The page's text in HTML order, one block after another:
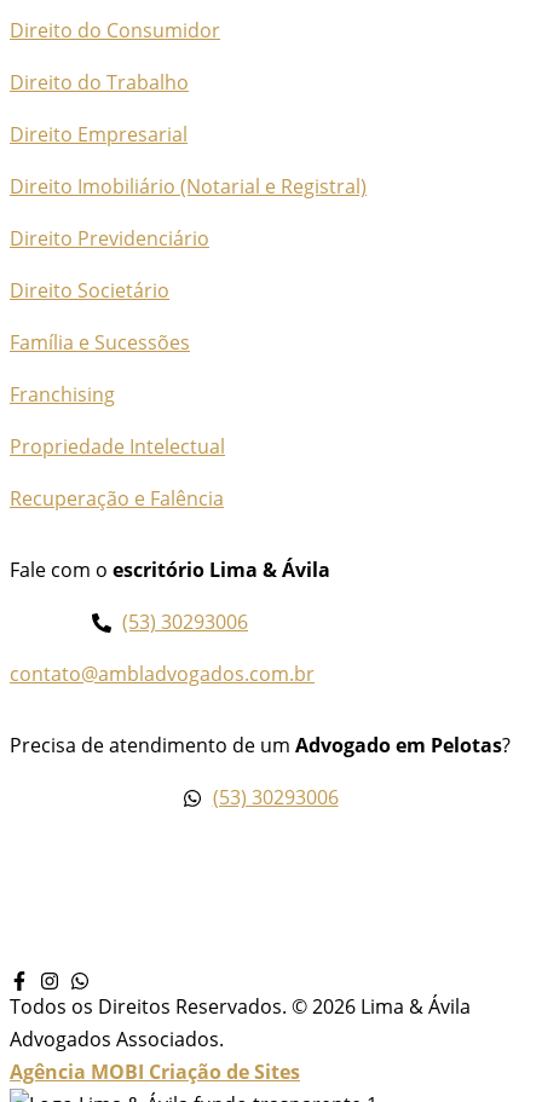
Direito do Consumidor
Direito do Trabalho
Direito Empresarial
Direito Imobiliário (Notarial e Registral)
Direito Previdenciário
Direito Societário
Família e Sucessões
Franchising
Propriedade Intelectual
Recuperação e Falência
Fale com o escritório Lima & Ávila
(53) 30293006
contato@ambladvogados.com.br
Precisa de atendimento de um Advogado em Pelotas?
(53) 30293006
Todos os Direitos Reservados. © 2026 Lima & Ávila
Advogados Associados.
Agência MOBI Criação de Sites